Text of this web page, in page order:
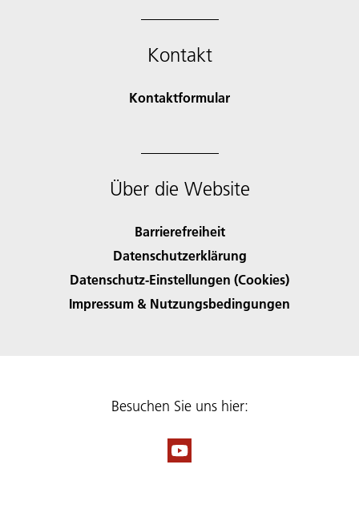
Kontakt
Kontaktformular
Über die Website
Barrierefreiheit
Datenschutzerklärung
Datenschutz-Einstellungen (Cookies)
Impressum & Nutzungsbedingungen
Besuchen Sie uns hier: